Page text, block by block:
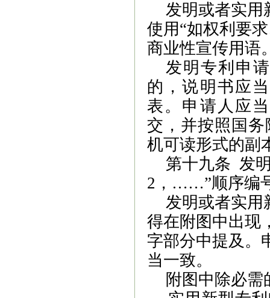
发明或者实用
使用“如权利要
商业性宣传用语
发明专利申
的，说明书应
表。申请人应
交，并按照国
机可读形式的副
第十九条 发
2 ，……”顺序编
发明或者实用
得在附图中出现
字部分中提及。
当一致。
附图中除必